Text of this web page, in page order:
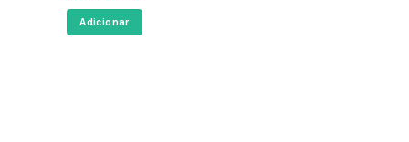
era:
1.149,00 €.
Adicionar